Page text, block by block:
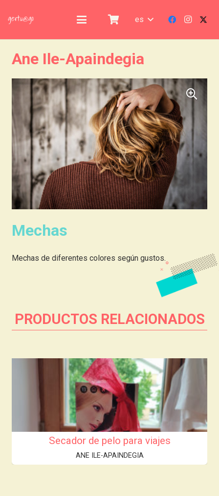
es
Ane Ile-Apaindegia
Mechas
Mechas de diferentes colores según gustos.
PRODUCTOS RELACIONADOS
Secador de pelo para viajes
ANE ILE-APAINDEGIA